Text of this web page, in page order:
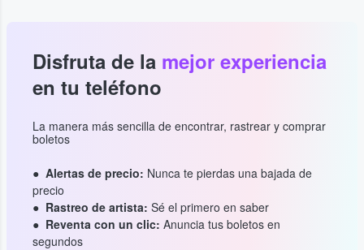
Disfruta de la mejor experiencia
en tu teléfono
La manera más sencilla de encontrar, rastrear y comprar
boletos
Alertas de precio: Nunca te pierdas una bajada de
precio
Rastreo de artista: Sé el primero en saber
Reventa con un clic: Anuncia tus boletos en
segundos